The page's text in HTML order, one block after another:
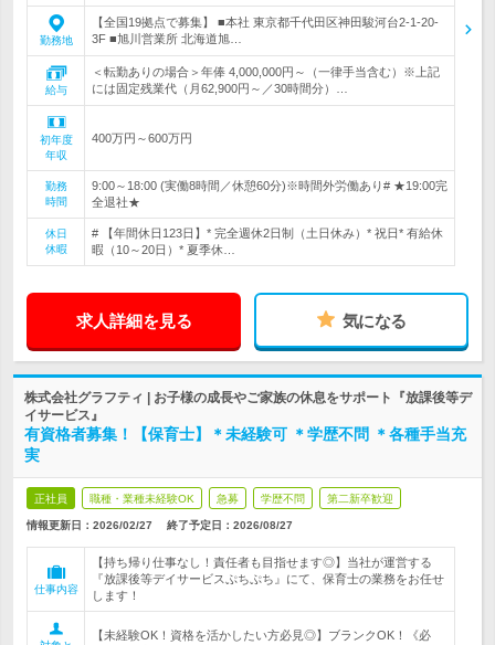
勤務地
【全国19拠点で募集】 ■本社 東京都千代田区神田駿河台2-1-20-
3F ■旭川営業所 北海道旭…
給与
＜転勤ありの場合＞年俸 4,000,000円～（一律手当含む）※上記
には固定残業代（月62,900円～／30時間分）…
初年度
年収
400万円～600万円
勤務
時間
9:00～18:00 (実働8時間／休憩60分)※時間外労働あり# ★19:00完
全退社★
休日
休暇
# 【年間休日123日】* 完全週休2日制（土日休み）* 祝日* 有給休
暇（10～20日）* 夏季休…
求人詳細を見る 気になる
株式会社グラフティ | お子様の成長やご家族の休息をサポート『放課後等デ
イサービス』
有資格者募集！【保育士】＊未経験可 ＊学歴不問 ＊各種手当充
実
正社員 職種・業種未経験OK 急募 学歴不問 第二新卒歓迎
情報更新日：2026/02/27 終了予定日： 2026/08/27
仕事内容
【持ち帰り仕事なし！責任者も目指せます◎】当社が運営する
『放課後等デイサービスぷちぷち』にて、保育士の業務をお任せ
します！
【未経験OK！資格を活かしたい方必見◎】ブランクOK！《必